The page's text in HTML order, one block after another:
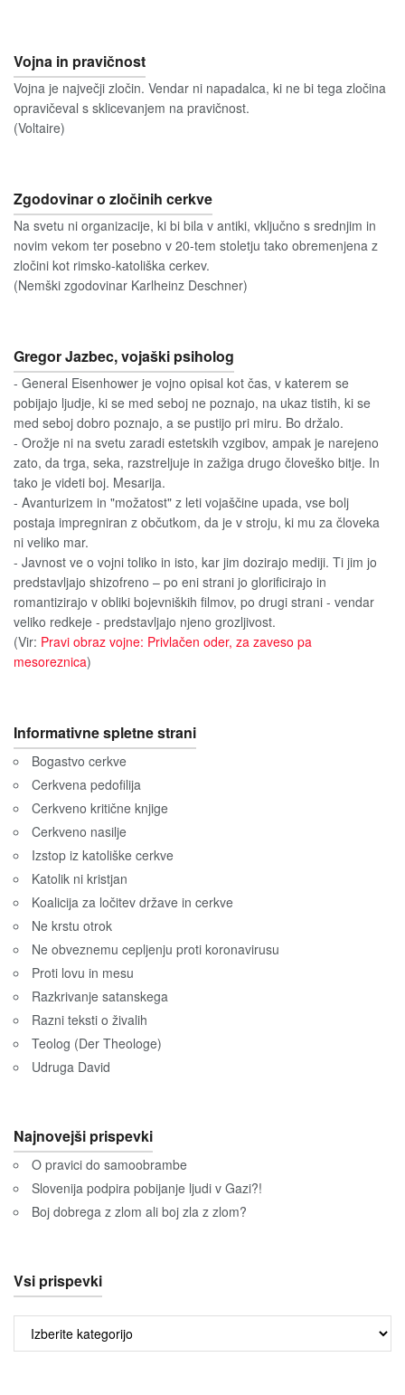
Vojna in pravičnost
Vojna je največji zločin. Vendar ni napadalca, ki ne bi tega zločina
opravičeval s sklicevanjem na pravičnost.
(Voltaire)
Zgodovinar o zločinih cerkve
Na svetu ni organizacije, ki bi bila v antiki, vključno s srednjim in
novim vekom ter posebno v 20-tem stoletju tako obremenjena z
zločini kot rimsko-katoliška cerkev.
(Nemški zgodovinar Karlheinz Deschner)
Gregor Jazbec, vojaški psiholog
- General Eisenhower je vojno opisal kot čas, v katerem se
pobijajo ljudje, ki se med seboj ne poznajo, na ukaz tistih, ki se
med seboj dobro poznajo, a se pustijo pri miru. Bo držalo.
- Orožje ni na svetu zaradi estetskih vzgibov, ampak je narejeno
zato, da trga, seka, razstreljuje in zažiga drugo človeško bitje. In
tako je videti boj. Mesarija.
- Avanturizem in "možatost" z leti vojaščine upada, vse bolj
postaja impregniran z občutkom, da je v stroju, ki mu za človeka
ni veliko mar.
- Javnost ve o vojni toliko in isto, kar jim dozirajo mediji. Ti jim jo
predstavljajo shizofreno – po eni strani jo glorificirajo in
romantizirajo v obliki bojevniških filmov, po drugi strani - vendar
veliko redkeje - predstavljajo njeno grozljivost.
(Vir: Pravi obraz vojne: Privlačen oder, za zaveso pa
mesoreznica)
Informativne spletne strani
Bogastvo cerkve
Cerkvena pedofilija
Cerkveno kritične knjige
Cerkveno nasilje
Izstop iz katoliške cerkve
Katolik ni kristjan
Koalicija za ločitev države in cerkve
Ne krstu otrok
Ne obveznemu cepljenju proti koronavirusu
Proti lovu in mesu
Razkrivanje satanskega
Razni teksti o živalih
Teolog (Der Theologe)
Udruga David
Najnovejši prispevki
O pravici do samoobrambe
Slovenija podpira pobijanje ljudi v Gazi?!
Boj dobrega z zlom ali boj zla z zlom?
Vsi prispevki
prispevki